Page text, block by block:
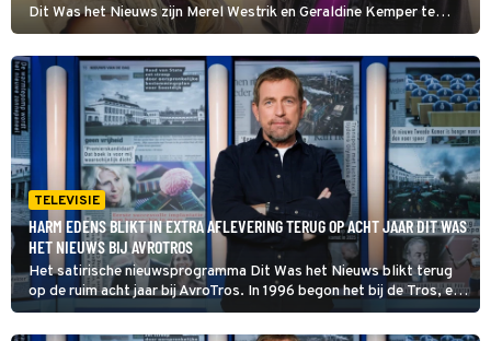
Dit Was het Nieuws zijn Merel Westrik en Geraldine Kemper te
gast. Beiden hebben een Wie Is de Mol?-link. Westrik deed mee in
2019 en 2025, Kemper in de editie van 2026.
TELEVISIE
HARM EDENS BLIKT IN EXTRA AFLEVERING TERUG OP ACHT JAAR DIT WAS
HET NIEUWS BIJ AVROTROS
Het satirische nieuwsprogramma Dit Was het Nieuws blikt terug
op de ruim acht jaar bij AvroTros. In 1996 begon het bij de Tros, en
in 2010 verhuisde het naar RTL 4. In 2017 kwam het weer terug op
het oude nest, inmiddels omgedoopt tot AvroTros.